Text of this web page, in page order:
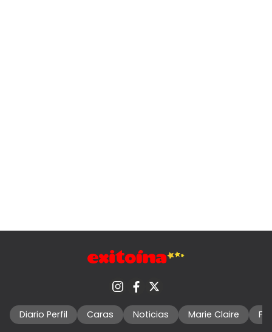
Diario Perfil Caras Noticias Marie Claire